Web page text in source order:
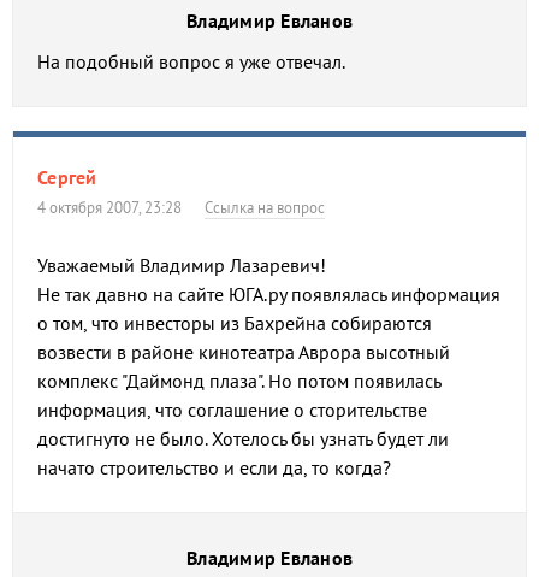
Владимир Евланов
На подобный вопрос я уже отвечал.
Сергей
4 октября 2007, 23:28 Ссылка на вопрос
Уважаемый Владимир Лазаревич!
Не так давно на сайте ЮГА.ру появлялась информация
о том, что инвесторы из Бахрейна собираются
возвести в районе кинотеатра Аврора высотный
комплекс "Даймонд плаза". Но потом появилась
информация, что соглашение о сторительстве
достигнуто не было. Хотелось бы узнать будет ли
начато строительство и если да, то когда?
Владимир Евланов